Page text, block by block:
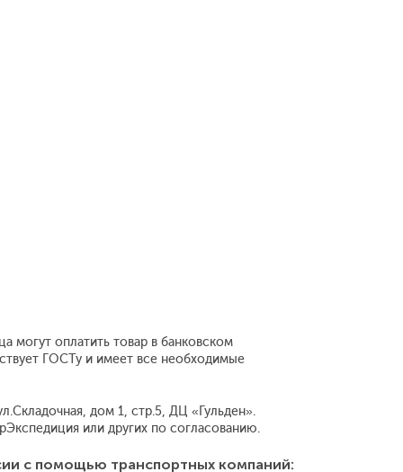
могут оплатить товар в банковском
ГОСТу и имеет все необходимые
дом 1, стр.5, ДЦ «Гульден».
или других по согласованию.
с помощью транспортных компаний: